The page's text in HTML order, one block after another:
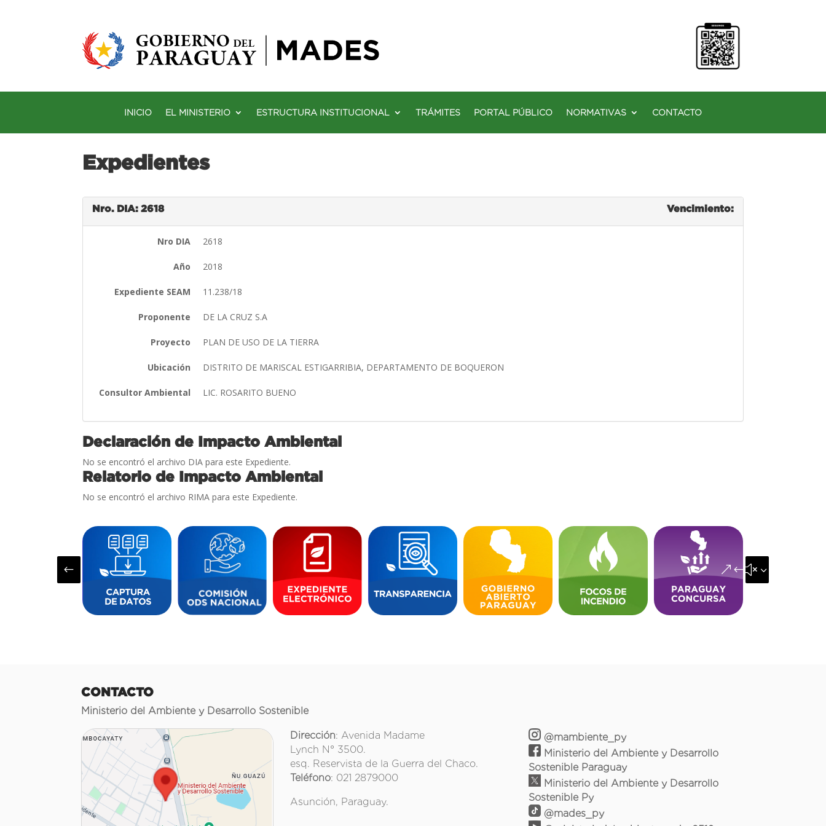
INICIO EL MINISTERIO ESTRUCTURA INSTITUCIONAL TRÁMITES PORTAL PÚBLICO NORMATIVAS CONTACTO
Expedientes
Nro. DIA: 2618 Vencimiento:
Nro DIA 2618
Año 2018
Expediente SEAM 11.238/18
Proponente DE LA CRUZ S.A
Proyecto PLAN DE USO DE LA TIERRA
Ubicación DISTRITO DE MARISCAL ESTIGARRIBIA, DEPARTAMENTO DE BOQUERON
Consultor Ambiental LIC. ROSARITO BUENO
Declaración de Impacto Ambiental
No se encontró el archivo DIA para este Expediente.
Relatorio de Impacto Ambiental
No se encontró el archivo RIMA para este Expediente.
# &#x35;
CONTACTO
Ministerio del Ambiente y Desarrollo Sostenible
Dirección: Avenida Madame
Lynch N° 3500.
esq. Reservista de la Guerra del Chaco.
Teléfono: 021 2879000
Asunción, Paraguay.
@mambiente_py
Ministerio del Ambiente y Desarrollo
Sostenible Paraguay
Ministerio del Ambiente y Desarrollo
Sostenible Py
@mades_py